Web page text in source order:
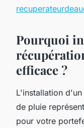
Pourquoi
efficace ?
L'installation
de pluie
pour votre